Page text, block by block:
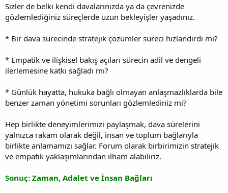
Sizler de belki kendi davalarınızda ya da çevrenizde
gözlemlediğiniz süreçlerde uzun bekleyişler yaşadınız.
* Bir dava sürecinde stratejik çözümler süreci hızlandırdı mı?
* Empatik ve ilişkisel bakış açıları sürecin adil ve dengeli
ilerlemesine katkı sağladı mı?
* Günlük hayatta, hukuka bağlı olmayan anlaşmazlıklarda bile
benzer zaman yönetimi sorunları gözlemlediniz mi?
Hep birlikte deneyimlerimizi paylaşmak, dava sürelerini
yalnızca rakam olarak değil, insan ve toplum bağlarıyla
birlikte anlamamızı sağlar. Forum olarak birbirimizin stratejik
ve empatik yaklaşımlarından ilham alabiliriz.
Sonuç: Zaman, Adalet ve İnsan Bağları